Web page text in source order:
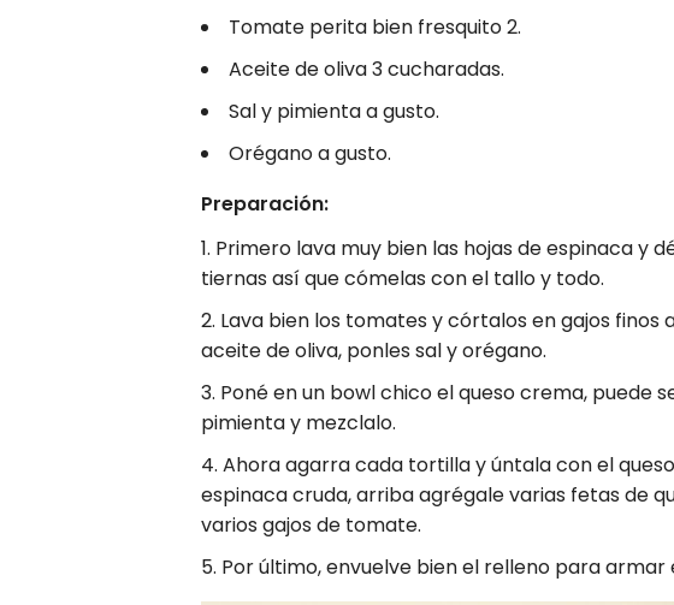
Tomate perita bien fresquito 2.
Aceite de oliva 3 cucharadas.
Sal y pimienta a gusto.
Orégano a gusto.
Preparación:
Primero lava muy bien las hojas de espinaca y
tiernas así que cómelas con el tallo y todo.
Lava bien los tomates y córtalos en gajos finos
aceite de oliva, ponles sal y orégano.
Poné en un bowl chico el queso crema, puede
pimienta y mezclalo.
Ahora agarra cada tortilla y úntala con el
espinaca cruda, arriba agrégale varias fetas de
varios gajos de tomate.
Por último, envuelve bien el relleno para